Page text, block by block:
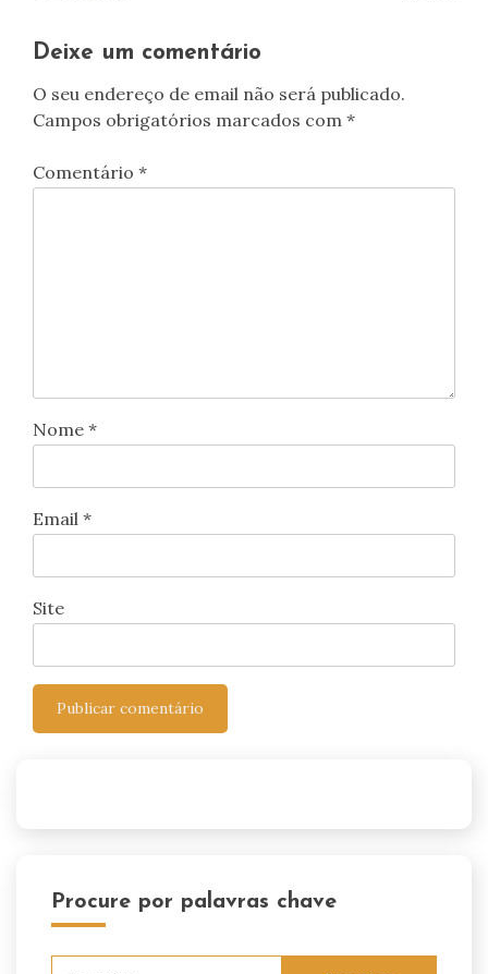
Deixe um comentário
O seu endereço de email não será publicado.
Campos obrigatórios marcados com *
Comentário *
Nome *
Email *
Site
Procure por palavras chave